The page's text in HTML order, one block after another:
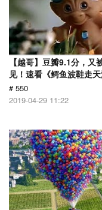
【越哥】豆瓣9.1分，
见！速看《鳄鱼波鞋走天
# 550
2019-04-29 11:22